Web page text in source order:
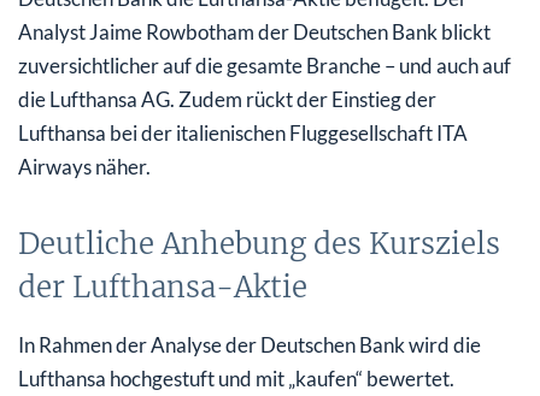
Analyst Jaime Rowbotham der Deutschen Bank blickt
zuversichtlicher auf die gesamte Branche – und auch auf
die Lufthansa AG. Zudem rückt der Einstieg der
Lufthansa bei der italienischen Fluggesellschaft ITA
Airways näher.
Deutliche Anhebung des Kursziels
der Lufthansa-Aktie
In Rahmen der Analyse der Deutschen Bank wird die
Lufthansa hochgestuft und mit „kaufen“ bewertet.